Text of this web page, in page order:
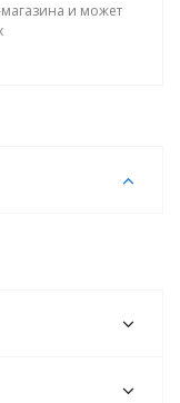
магазина и может